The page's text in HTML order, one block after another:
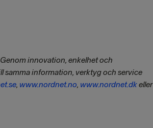
innovation, enkelhet och
samma information, verktyg och service
, www.nordnet.no, www.nordnet.dkeller